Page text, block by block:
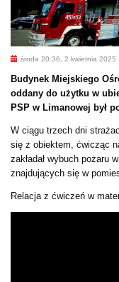
środa 20:36, 2 kwietnia 2025
Budynek Miejskiego
oddany do użytku w
PSP w Limanowej był
W ciągu trzech dni
się z obiektem, ćwicząc
zakładał wybuch pożaru
znajdujących się w
Relacja z ćwiczeń w